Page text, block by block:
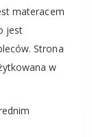
materacem
jest
Strona
w